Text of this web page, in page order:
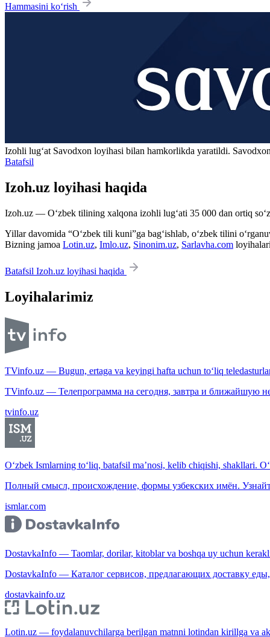
Hammasini ko‘rish
Izohli lugʻat Savodxon loyihasi bilan hamkorlikda yaratildi.
Batafsil
Izoh.uz loyihasi haqida
Izoh.uz — O‘zbek tilining xalqona izohli lug‘ati 35 000 dan ortiq
Yillar davomida “O‘zbek tili kuni”ga bag‘ishlab, o‘zbek tilini
Bizning jamoa Lotin.uz, Imlo.uz, Sinonim.uz, Sarlavha.com
Batafsil Izoh.uz loyihasi haqida
Loyihalarimiz
TVinfo.uz — Bugun, ertaga va keyingi hafta uchun to‘liq
TVinfo.uz — Телепрограмма на сегодня, завтра и ближайшую
tvinfo.uz
O‘zbek Ismlarning to‘liq, batafsil ma’nosi, kelib chiqishi, shakllari.
Полный смысл, происхождение, формы узбекских имён.
ismlar.com
DostavkaInfo — Taomlar, dorilar, kitoblar va boshqa uy uchun
DostavkaInfo — Каталог сервисов, предлагающих доставку
dostavkainfo.uz
Lotin.uz — foydalanuvchilarga berilgan matnni lotindan kirillga va